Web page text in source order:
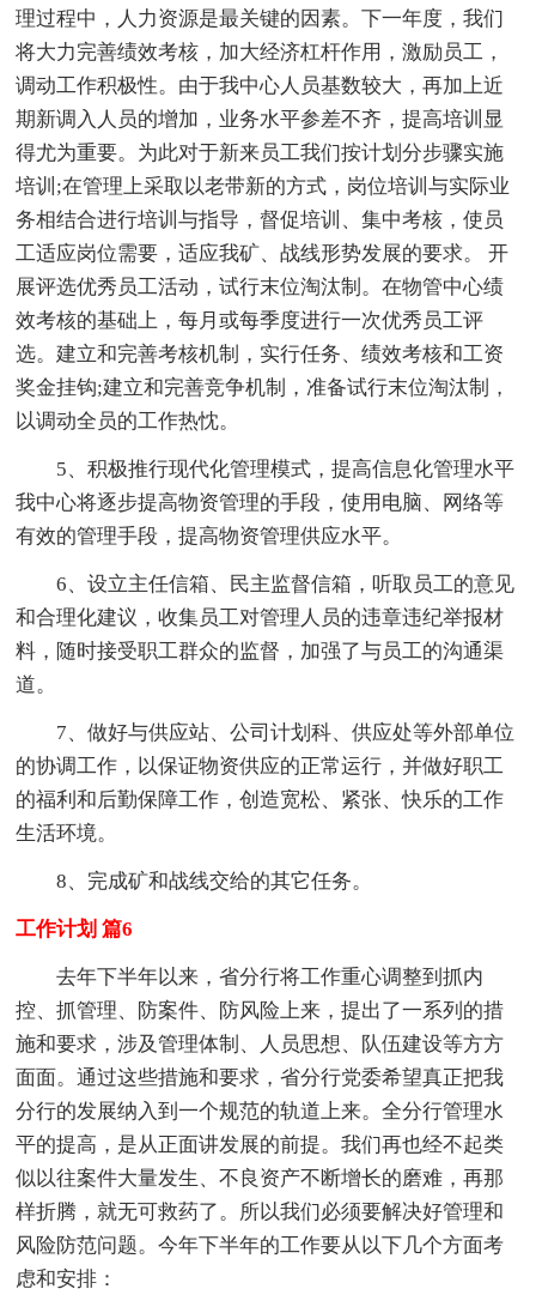
理过程中，人力资源是最关键的因素。下一年度，我们
将大力完善绩效考核，加大经济杠杆作用，激励员工，
调动工作积极性。由于我中心人员基数较大，再加上近
期新调入人员的增加，业务水平参差不齐，提高培训显
得尤为重要。为此对于新来员工我们按计划分步骤实施
培训;在管理上采取以老带新的方式，岗位培训与实际业
务相结合进行培训与指导，督促培训、集中考核，使员
工适应岗位需要，适应我矿、战线形势发展的要求。 开
展评选优秀员工活动，试行末位淘汰制。在物管中心绩
效考核的基础上，每月或每季度进行一次优秀员工评
选。建立和完善考核机制，实行任务、绩效考核和工资
奖金挂钩;建立和完善竞争机制，准备试行末位淘汰制，
以调动全员的工作热忱。
5、积极推行现代化管理模式，提高信息化管理水平
我中心将逐步提高物资管理的手段，使用电脑、网络等
有效的管理手段，提高物资管理供应水平。
6、设立主任信箱、民主监督信箱，听取员工的意见
和合理化建议，收集员工对管理人员的违章违纪举报材
料，随时接受职工群众的监督，加强了与员工的沟通渠
道。
7、做好与供应站、公司计划科、供应处等外部单位
的协调工作，以保证物资供应的正常运行，并做好职工
的福利和后勤保障工作，创造宽松、紧张、快乐的工作
生活环境。
8、完成矿和战线交给的其它任务。
工作计划 篇6
去年下半年以来，省分行将工作重心调整到抓内
控、抓管理、防案件、防风险上来，提出了一系列的措
施和要求，涉及管理体制、人员思想、队伍建设等方方
面面。通过这些措施和要求，省分行党委希望真正把我
分行的发展纳入到一个规范的轨道上来。全分行管理水
平的提高，是从正面讲发展的前提。我们再也经不起类
似以往案件大量发生、不良资产不断增长的磨难，再那
样折腾，就无可救药了。所以我们必须要解决好管理和
风险防范问题。今年下半年的工作要从以下几个方面考
虑和安排：